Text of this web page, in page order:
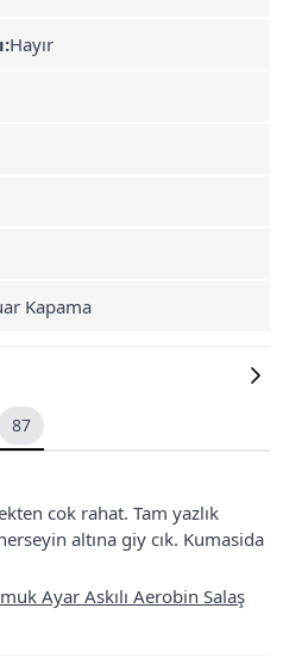
Hayır
Kapama
87
cok rahat. Tam yazlık
altına giy cık. Kumasida
Ayar Askılı Aerobin Salaş